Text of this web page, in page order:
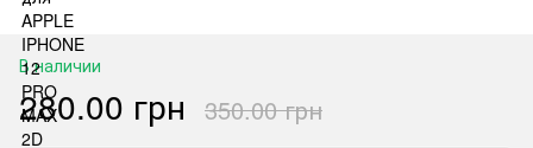
В наличии
280.00 грн 350.00 грн